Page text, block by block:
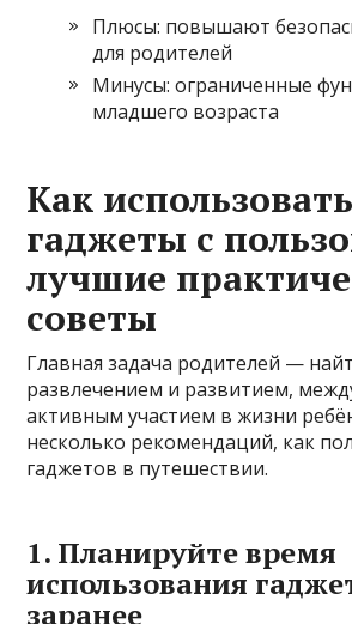
Плюсы: повышают
для родителей
Минусы: ограниченные
младшего возраста
Как использовать
гаджеты с
лучшие
советы
Главная задача родителей —
развлечением и развитием,
активным участием в жизни
несколько рекомендаций, как
гаджетов в путешествии.
1. Планируйте время
использования
заранее